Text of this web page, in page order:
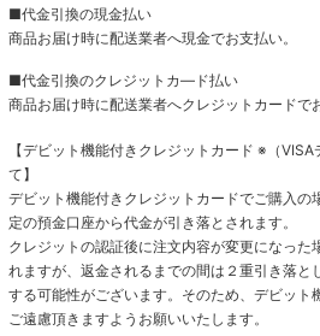
■代金引換の現金払い
商品お届け時に配送業者へ現金でお支払い。
■代金引換のクレジットカ―ド払い
商品お届け時に配送業者へクレジットカードで
【デビット機能付きクレジットカード ※（VISA
て】
デビット機能付きクレジットカードでご購入の
定の預金口座から代金が引き落とされます。
クレジットの認証後に注文内容が変更になった
れますが、返金されるまでの間は２重引き落
する可能性がございます。そのため、デビット
ご遠慮頂きますようお願いいたします。